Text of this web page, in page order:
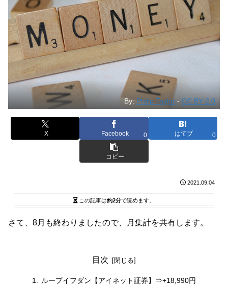
By: Philip Taylor -CC BY 2.0
X Facebook 0 はてブ 0
コピー
2021.09.04
この記事は約2分で読めます。
さて、8月も終わりましたので、月集計を共有します。
目次
ループイフダン【アイネット証券】⇒+18,990円